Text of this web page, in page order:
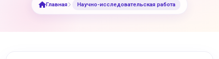
Главная Научно-исследовательская работа